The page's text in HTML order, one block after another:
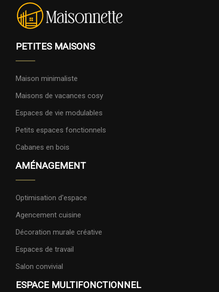
PETITES MAISONS
Maison minimaliste
Maisons de vacances cosy
Espaces de vie modulables
Petits espaces fonctionnels
Cabanes en bois
AMÉNAGEMENT
Optimisation d'espace
Agencement cuisine
Décoration murale créative
Espaces de travail
Salon convivial
ESPACE MULTIFONCTIONNEL